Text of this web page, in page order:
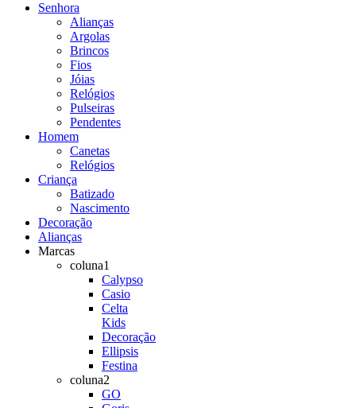
Senhora
Alianças
Argolas
Brincos
Fios
Jóias
Relógios
Pulseiras
Pendentes
Homem
Canetas
Relógios
Criança
Batizado
Nascimento
Decoração
Alianças
Marcas
coluna1
Calypso
Casio
Celta
Kids
Decoração
Ellipsis
Festina
coluna2
GO